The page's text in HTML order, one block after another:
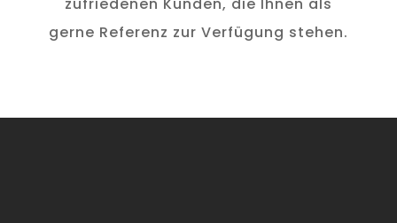
gerne Referenz zur Verfügung stehen.